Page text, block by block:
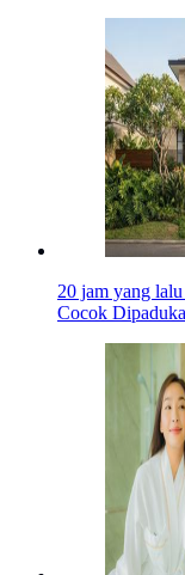
20 jam yang lalu
Cocok